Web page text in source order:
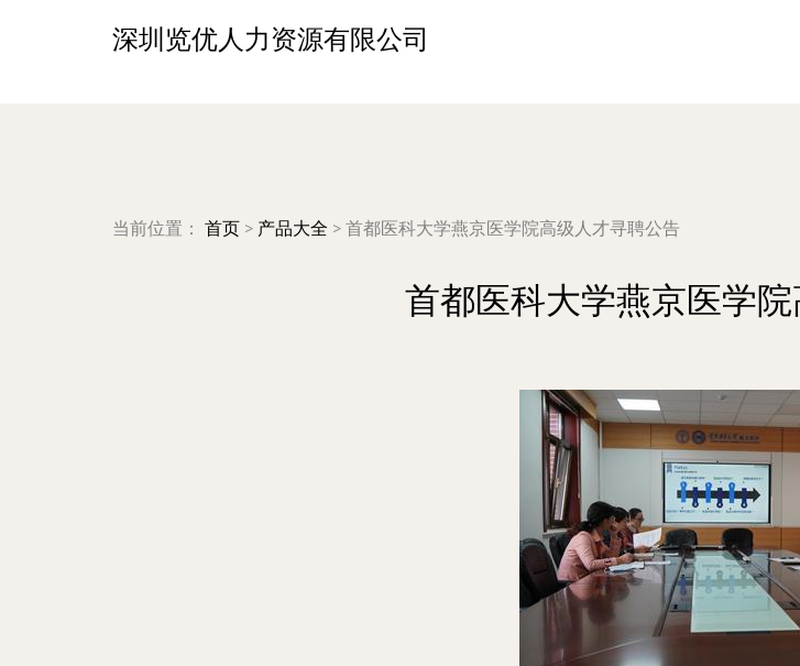
深圳览优人力资源有限公司
当前位置： 首页 > 产品大全 > 首都医科大学燕京医学院高级人才寻聘公告
首都医科大学燕京医学